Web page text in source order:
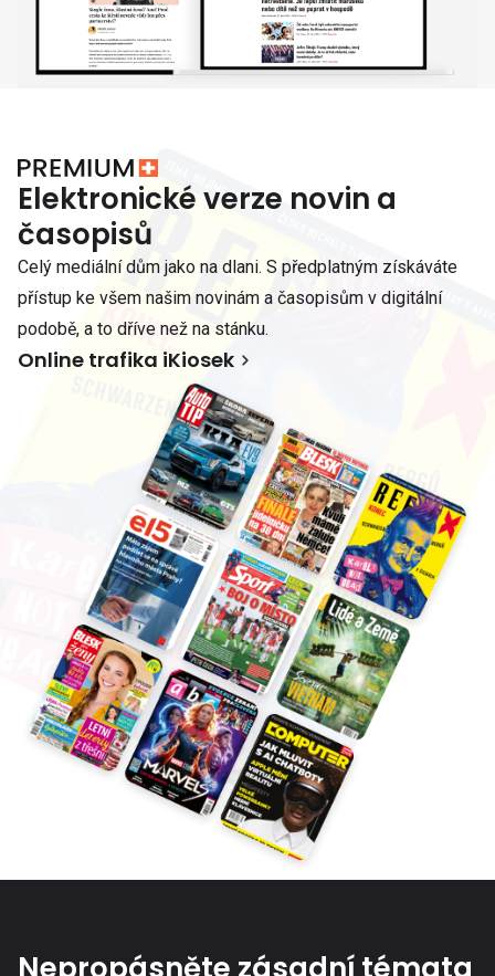
Elektronické verze novin a
časopisů
Celý mediální dům jako na dlani. S předplatným získáváte
přístup ke všem našim novinám a časopisům v digitální
podobě, a to dříve než na stánku.
Online trafika iKiosek